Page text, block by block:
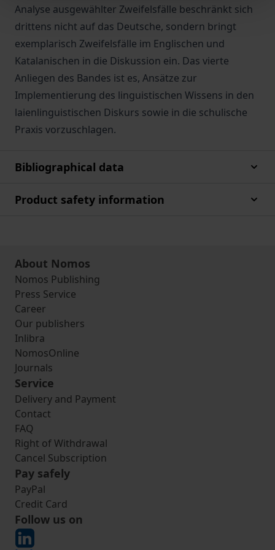
Analyse ausgewählter Zweifelsfälle beschränkt sich
drittens nicht auf das Deutsche, sondern bringt
exemplarisch Zweifelsfälle im Englischen und
Katalanischen in die Diskussion ein. Das vierte
Anliegen des Bandes ist es, Ansätze zur
Implementierung des linguistischen Wissens in den
laienlinguistischen Diskurs sowie in die schulische
Praxis vorzuschlagen.
Bibliographical data
Product safety information
About Nomos
Nomos Publishing
Press Service
Career
Our publishers
Inlibra
NomosOnline
Journals
Service
Delivery and Payment
Contact
FAQ
Right of Withdrawal
Cancel Subscription
Pay safely
PayPal
Credit Card
Follow us on